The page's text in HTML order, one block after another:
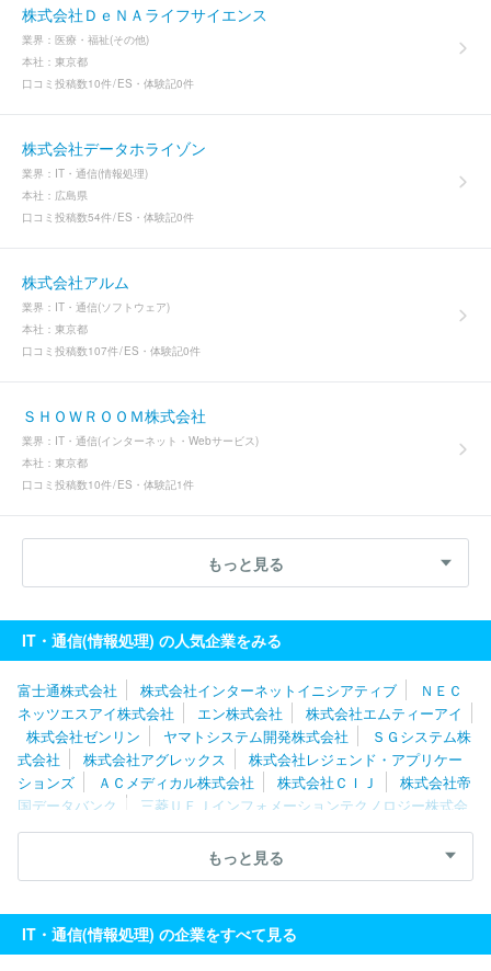
株式会社ＤｅＮＡライフサイエンス
業界： 医療・福祉(その他)
本社： 東京都
口コミ投稿数10件 ES・体験記0件
株式会社データホライゾン
業界： IT・通信(情報処理)
本社： 広島県
口コミ投稿数54件 ES・体験記0件
株式会社アルム
業界： IT・通信(ソフトウェア)
本社： 東京都
口コミ投稿数107件 ES・体験記0件
ＳＨＯＷＲＯＯＭ株式会社
業界： IT・通信(インターネット・Webサービス)
本社： 東京都
口コミ投稿数10件 ES・体験記1件
もっと見る
IT・通信(情報処理) の人気企業をみる
富士通株式会社 株式会社インターネットイニシアティブ
ＮＥＣ
ネッツエスアイ株式会社
エン株式会社
株式会社エムティーアイ
株式会社ゼンリン
ヤマトシステム開発株式会社
ＳＧシステム株
式会社
株式会社アグレックス
株式会社レジェンド・アプリケー
ションズ
ＡＣメディカル株式会社 株式会社ＣＩＪ
株式会社帝
国データバンク
三菱ＵＦＪインフォメーションテクノロジー株式会
社
株式会社エフアンドエム 株式会社ＢｏｏｋＬｉｖｅ
トヨタ
テクニカルディベロップメント株式会社
株式会社ＮＴＴデータＳＭ
Ｓ
会社ウェザーニューズ
株式会社中電シーティーアイ
日本電子計
算株式会社
チエル株式会社
ＴＩＳシステムサービス株式会社
もっと見る
IT・通信(情報処理) の企業をすべて見る